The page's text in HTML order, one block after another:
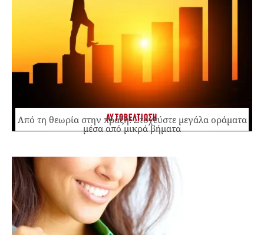
ΑΥΤΟΒΕΛΤΙΩΣΗ
Από τη θεωρία στην πράξη: Στοχεύστε μεγάλα οράματα
μέσα από μικρά βήματα